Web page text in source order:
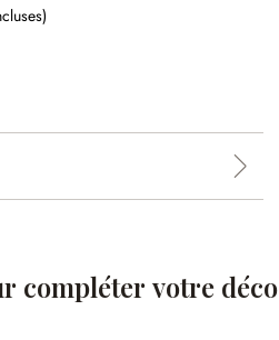
compléter votre déco